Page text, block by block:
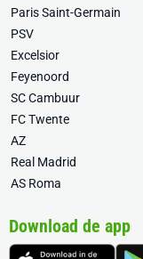
Paris Saint-Germain
PSV
Excelsior
Feyenoord
SC Cambuur
FC Twente
AZ
Real Madrid
AS Roma
Download de app